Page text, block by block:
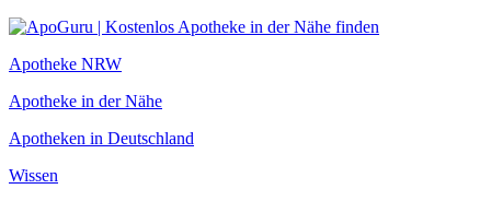
Apotheke NRW
Apotheke in der Nähe
Apotheken in Deutschland
Wissen